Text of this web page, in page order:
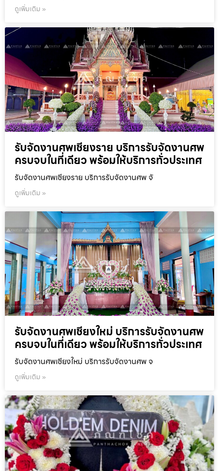
ดูเพิ่มเติม »
รับจัดงานศพเชียงราย บริการรับจัดงานศพ
ครบจบในที่เดียว พร้อมให้บริการทั่วประเทศ
รับจัดงานศพเชียงราย บริการรับจัดงานศพ จั
ดูเพิ่มเติม »
รับจัดงานศพเชียงใหม่ บริการรับจัดงานศพ
ครบจบในที่เดียว พร้อมให้บริการทั่วประเทศ
รับจัดงานศพเชียงใหม่ บริการรับจัดงานศพ จ
ดูเพิ่มเติม »